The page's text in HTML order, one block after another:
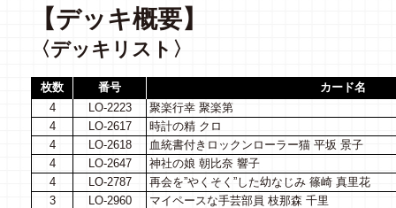
【デッキ概要】
〈デッキリスト〉
枚数 番号
カード名
4
LO-2223
聚楽行幸 聚楽第
4
LO-2617
時計の精 クロ
4
LO-2618
血統書付きロックンローラー猫 平坂 景子
4
LO-2647
神社の娘 朝比奈 響子
4
LO-2787
再会を”やくそく”した幼なじみ 篠崎 真里花
3
LO-2960
マイペースな手芸部員 枝那森 千里